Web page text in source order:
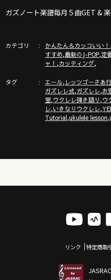
ガズノート楽譜毎月５曲GET &
ウクレレ技術が楽しく向上！気
ズレレ大学」の詳細はこちら
https://gazzlele.com/2020-
ウクレレ初心者レッスン動画シ
https://gazzlele.com/
カテゴリ かんたん＆カッコいい！
すすめ,最新のJ-POP,定
ャ！ ,カッティング,
タグ エール, レッツゴーさあ
ガズレレ式,ガズレレ,お
室,ウクレレ弾き語り ,ウ
レ,いきなりウクレレ,
Tutorial,ukulele lesson,
リンク 特定商取